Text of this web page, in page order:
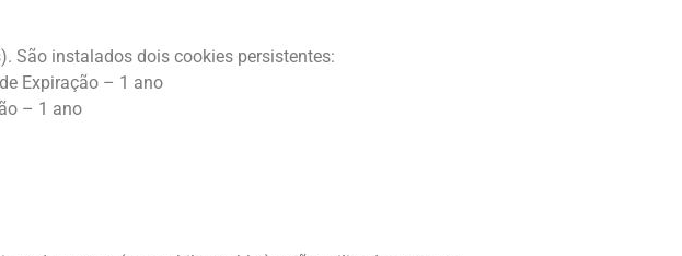
São instalados dois cookies persistentes:
Expiração – 1 ano
– 1 ano